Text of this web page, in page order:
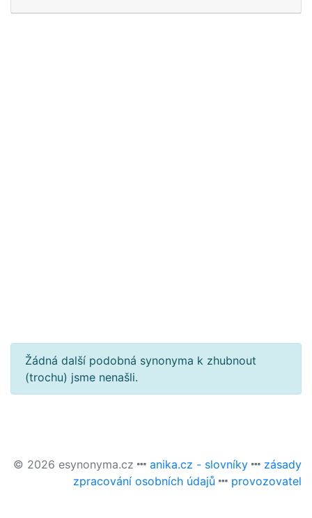
Žádná další podobná synonyma k zhubnout
(trochu) jsme nenašli.
© 2026 esynonyma.cz anika.cz - slovníky
zásady
zpracování osobních údajů
provozovatel